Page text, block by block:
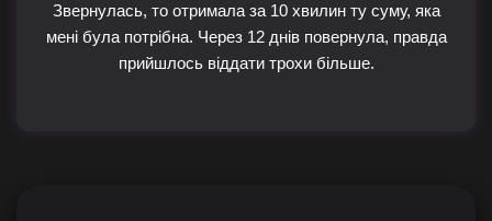
Звернулась, то отримала за 10 хвилин ту суму, яка
мені була потрібна. Через 12 днів повернула, правда
прийшлось віддати трохи більше.